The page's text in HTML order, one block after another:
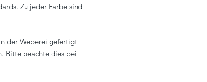
Zu jeder Farbe sind
der Weberei gefertigt.
Bitte beachte dies bei